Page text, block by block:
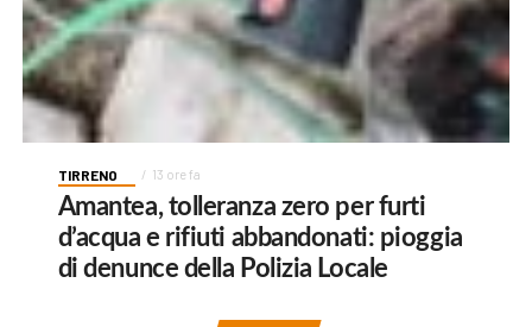
TIRRENO 13 ore fa
Amantea, tolleranza zero per furti
d’acqua e rifiuti abbandonati: pioggia
di denunce della Polizia Locale